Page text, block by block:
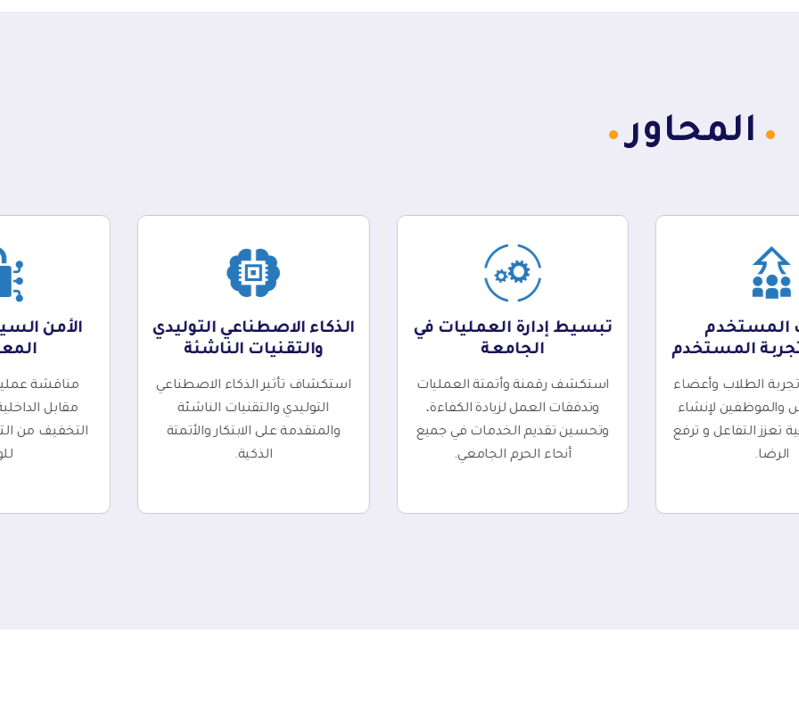
المحاور
المستخدم
المستخدم
الطلاب وأعضاء
والموظفين لإنشاء
تعزز التفاعل و ترفع
الرضا.
تبسيط إدارة العمليات في
الجامعة
استكشف رقمنة وأتمتة العمليات
وتدفقات العمل لزيادة الكفاءة،
وتحسين تقديم الخدمات في جميع
أنحاء الحرم الجامعي.
الذكاء الاصطناعي التوليدي
والتقنيات الناشئة
استكشاف تأثير الذكاء الاصطناعي
التوليدي والتقنيات الناشئة
والمتقدمة على الابتكار والأتمتة
الذكية.
الأمن
مناقشة
مقابل
التخفيف من